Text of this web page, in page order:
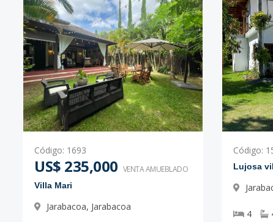
Código: 1693
US$ 235,000 VENTA AMUEBLADO
Villa Mari
Jarabacoa, Jarabacoa
Código:
Lujosa
4